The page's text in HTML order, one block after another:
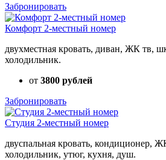
Забронировать
Комфорт 2-местный номер
двухместная кровать, диван, ЖК тв,
холодильник.
от 3800 рублей
Забронировать
Студия 2-местный номер
двуспальная кровать, кондиционер,
холодильник, утюг, кухня, душ.